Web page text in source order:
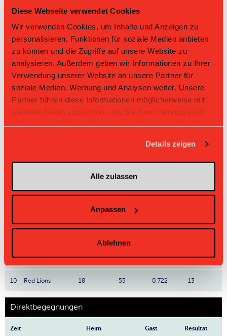
Diese Webseite verwendet Cookies
Wir verwenden Cookies, um Inhalte und Anzeigen zu
personalisieren, Funktionen für soziale Medien anbieten
zu können und die Zugriffe auf unsere Website zu
analysieren. Außerdem geben wir Informationen zu Ihrer
Verwendung unserer Website an unsere Partner für
soziale Medien, Werbung und Analysen weiter. Unsere
Partner führen diese Informationen möglicherweise mit
weiteren Daten zusammen, die Sie ihnen bereitgestellt
Details zeigen
Alle zulassen
Anpassen
Ablehnen
07.08.2026
L-UPL
Men
L-UPL
Women
Zug United 18 +41 2.333 42
2 Skorps 18 +38 2.278 41
1.667 30
6 Red Ants 18 -9 1.278 23
-11
9 Chur United 18 -18 0.778 14
10 Red Lions 18 -55 0.722 13
Direktbegegnungen
Zeit Heim Gast Resultat